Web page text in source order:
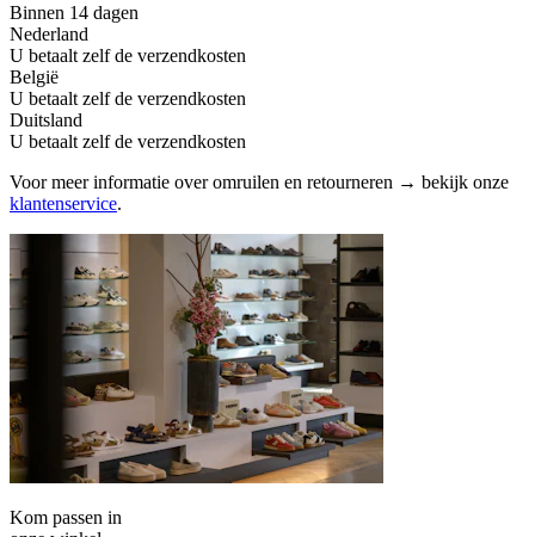
Binnen 14 dagen
Nederland
U betaalt zelf de verzendkosten
België
U betaalt zelf de verzendkosten
Duitsland
U betaalt zelf de verzendkosten
Voor meer informatie over omruilen en retourneren → bekijk onze
klantenservice.
Kom passen in